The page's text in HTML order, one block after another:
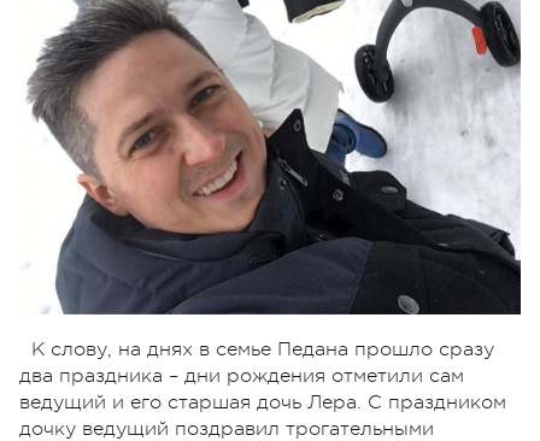
К слову, на днях в семье Педана прошло сразу
два праздника – дни рождения отметили сам
ведущий и его старшая дочь Лера. С праздником
дочку ведущий поздравил трогательными